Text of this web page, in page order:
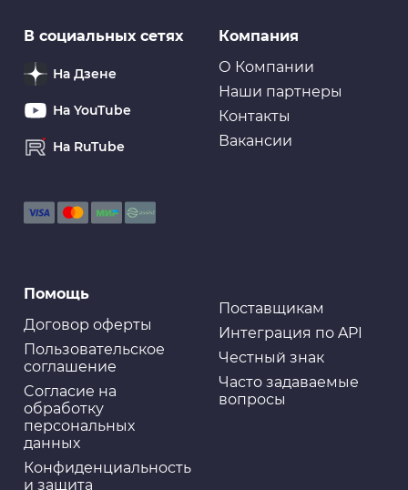
Компания
О Компании
Наши партнеры
Контакты
Вакансии
Помощь
Договор оферты
Пользовательское
соглашение
Cогласие на
обработку
персональных
данных
Конфиденциальность
и защита
Поставщикам
Интеграция по API
Честный знак
Часто задаваемые
вопросы
В социальных сетях
На Дзене
На YouTube
На RuTube